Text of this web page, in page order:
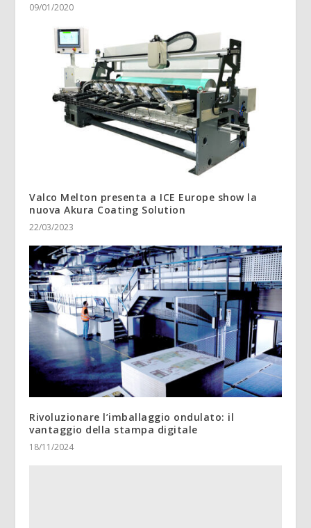
09/01/2020
Valco Melton presenta a ICE Europe show la
nuova Akura Coating Solution
22/03/2023
Rivoluzionare l’imballaggio ondulato: il
vantaggio della stampa digitale
18/11/2024